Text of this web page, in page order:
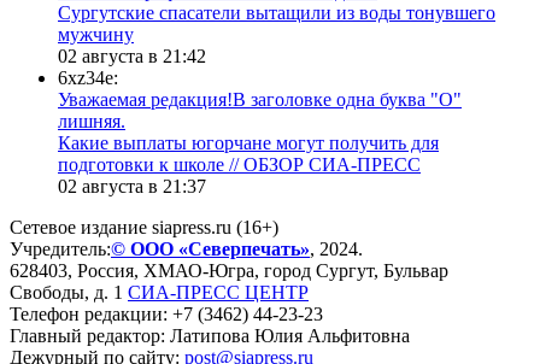
Сургутские спасатели вытащили из воды тонувшего
мужчину
02 августа в 21:42
6xz34e:
Уважаемая редакция!В заголовке одна буква "О"
лишняя.
Какие выплаты югорчане могут получить для
подготовки к школе // ОБЗОР СИА-ПРЕСС
02 августа в 21:37
Сетевое издание siapress.ru (16+)
Учредитель:© ООО «Северпечать», 2024.
628403, Россия, ХМАО-Югра, город Сургут, Бульвар
Свободы, д. 1 СИА-ПРЕСС ЦЕНТР
Телефон редакции: +7 (3462) 44-23-23
Главный редактор: Латипова Юлия Альфитовна
Дежурный по сайту: post@siapress.ru